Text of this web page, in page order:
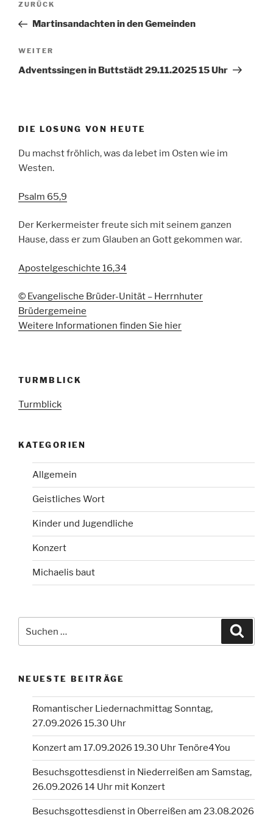
Vorheriger
Beitrag
ZURÜCK
Martinsandachten in den Gemeinden
Nächster
Beitrag
WEITER
Adventssingen in Buttstädt 29.11.2025 15 Uhr
DIE LOSUNG VON HEUTE
Du machst fröhlich, was da lebet im Osten wie im
Westen.
Psalm 65,9
Der Kerkermeister freute sich mit seinem ganzen
Hause, dass er zum Glauben an Gott gekommen war.
Apostelgeschichte 16,34
© Evangelische Brüder-Unität – Herrnhuter
Brüdergemeine
Weitere Informationen finden Sie hier
TURMBLICK
Turmblick
KATEGORIEN
Allgemein
Geistliches Wort
Kinder und Jugendliche
Konzert
Michaelis baut
nach:
NEUESTE BEITRÄGE
Romantischer Liedernachmittag Sonntag,
27.09.2026 15.30 Uhr
Konzert am 17.09.2026 19.30 Uhr Tenöre4You
Besuchsgottesdienst in Niederreißen am Samstag,
26.09.2026 14 Uhr mit Konzert
Besuchsgottesdienst in Oberreißen am 23.08.2026